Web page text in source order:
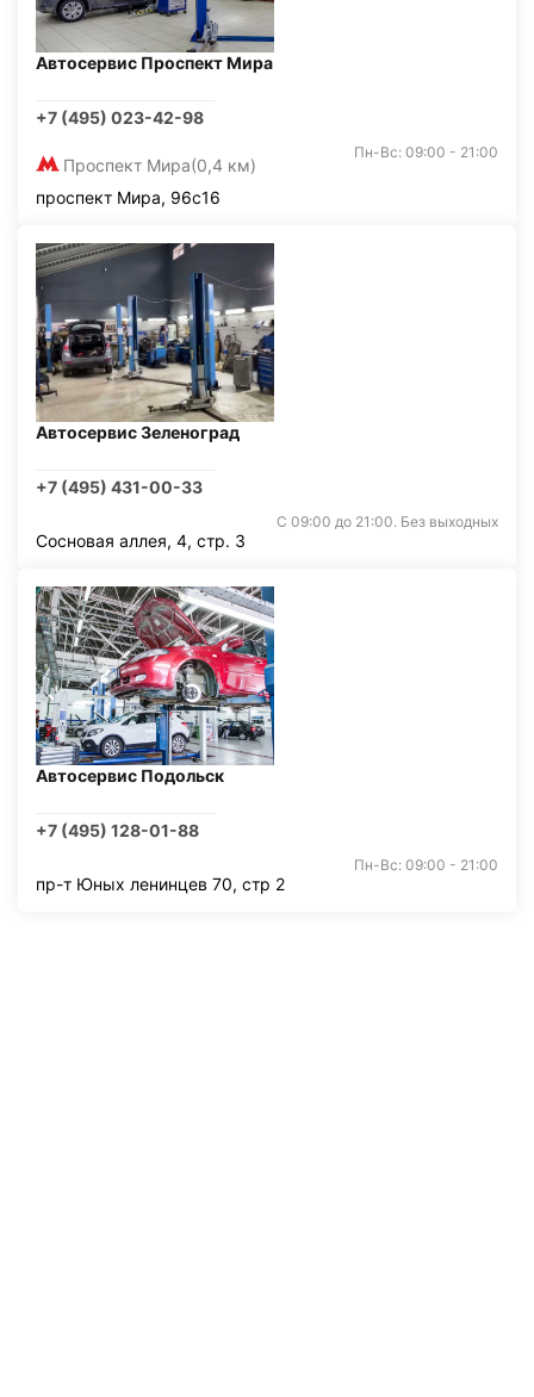
Автосервис Проспект Мира
+7 (495) 023-42-98
Проспект Мира(0,4 км)
Пн-Вс: 09:00 - 21:00
проспект Мира, 96с16
Автосервис Зеленоград
+7 (495) 431-00-33
С 09:00 до 21:00. Без выходных
Сосновая аллея, 4, стр. 3
Автосервис Подольск
+7 (495) 128-01-88
Пн-Вс: 09:00 - 21:00
пр-т Юных ленинцев 70, стр 2